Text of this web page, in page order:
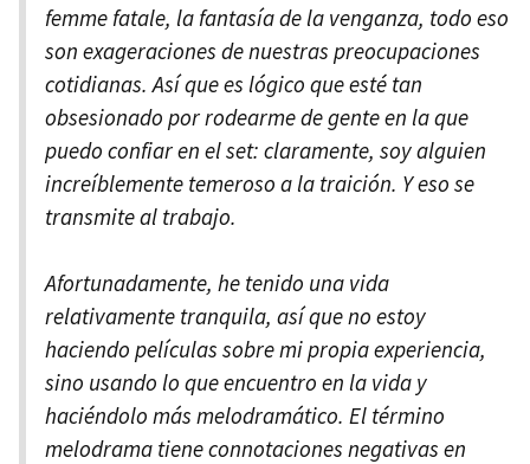
femme fatale, la fantasía de la venganza, todo eso
son exageraciones de nuestras preocupaciones
cotidianas. Así que es lógico que esté tan
obsesionado por rodearme de gente en la que
puedo confiar en el set: claramente, soy alguien
increíblemente temeroso a la traición. Y eso se
transmite al trabajo.
Afortunadamente, he tenido una vida
relativamente tranquila, así que no estoy
haciendo películas sobre mi propia experiencia,
sino usando lo que encuentro en la vida y
haciéndolo más melodramático. El término
melodrama tiene connotaciones negativas en